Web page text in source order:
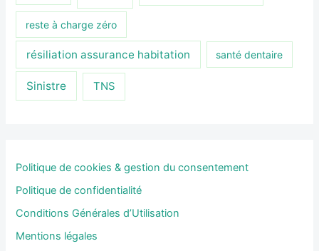
reste à charge zéro
résiliation assurance habitation santé dentaire
Sinistre TNS
Politique de cookies & gestion du consentement
Politique de confidentialité
Conditions Générales d’Utilisation
Mentions légales